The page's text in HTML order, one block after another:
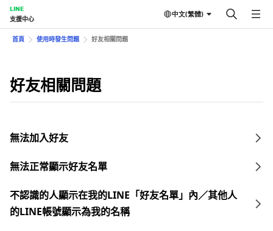
LINE
支援中心
中文(繁體)
首頁 使用時發生問題 好友相關問題
好友相關問題
無法加入好友
無法正常顯示好友名單
不認識的人顯示在我的LINE「好友名單」內／其他人
的LINE帳號顯示為我的名稱